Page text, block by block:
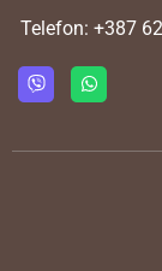
Telefon: +387